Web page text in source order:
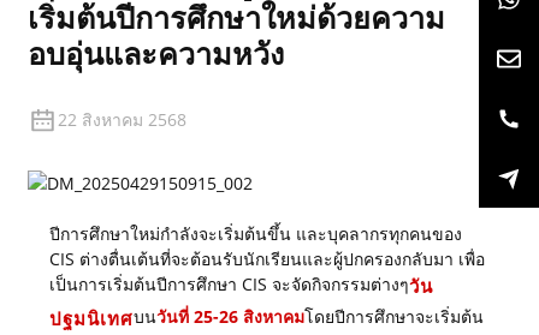
เริ่มต้นปีการศึกษาใหม่ด้วยความ
อบอุ่นและความหวัง
22 สิงหาคม 2568
ปีการศึกษาใหม่กำลังจะเริ่มต้นขึ้น และบุคลากรทุกคนของ
CIS ต่างตื่นเต้นที่จะต้อนรับนักเรียนและผู้ปกครองกลับมา เพื่อ
เป็นการเริ่มต้นปีการศึกษา CIS จะจัดกิจกรรมต่างๆวัน
ปฐมนิเทศบนวันที่ 25-26 สิงหาคมโดยปีการศึกษาจะเริ่มต้น